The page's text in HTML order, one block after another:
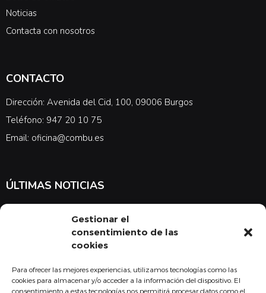
Gestionar el
consentimiento de las
cookies
Para ofrecer las mejores experiencias, utilizamos tecnologías como las
cookies para almacenar y/o acceder a la información del dispositivo. El
consentimiento a estas tecnologías nos permitirá procesar datos como el
Noticias
Contacta con nosotros
CONTACTO
Dirección: Avenida del Cid, 100, 09006 Burgos
Teléfono: 947 20 10 75
Email: oficina@combu.es
ÚLTIMAS NOTICIAS
noticias en cuanto a medicina y el COMBU
Acepto la política de privacidad